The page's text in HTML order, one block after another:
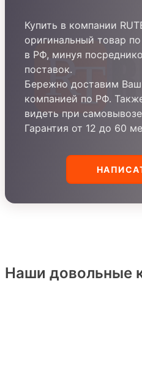
Купить в компании
оригинальный товар
в РФ, минуя
поставок.
Бережно доставим
компанией по РФ.
видеть при
Гарантия от 12 до 60
Наши довольные